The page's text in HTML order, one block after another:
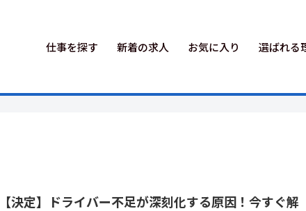
仕事を探す 新着の求人 お気に入り 選ばれる
【決定】ドライバー不足が深刻化する原因！今すぐ解